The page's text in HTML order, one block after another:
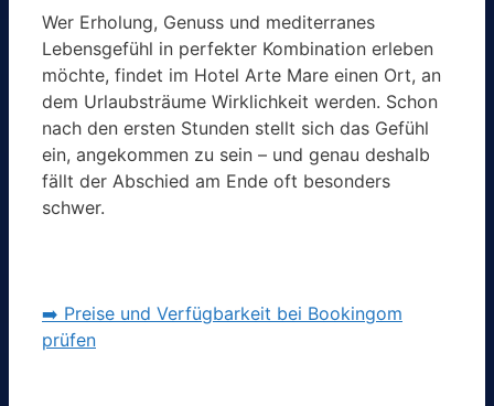
Wer Erholung, Genuss und mediterranes
Lebensgefühl in perfekter Kombination erleben
möchte, findet im Hotel Arte Mare einen Ort, an
dem Urlaubsträume Wirklichkeit werden. Schon
nach den ersten Stunden stellt sich das Gefühl
ein, angekommen zu sein – und genau deshalb
fällt der Abschied am Ende oft besonders
schwer.
➡️ Preise und Verfügbarkeit bei Bookingom
prüfen